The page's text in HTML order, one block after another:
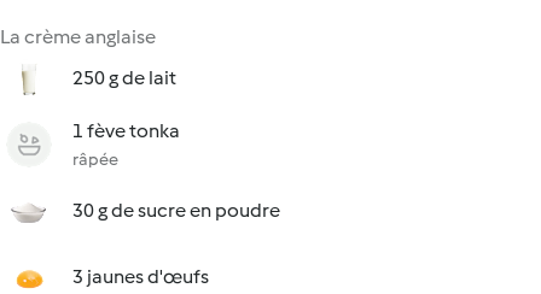
La crème anglaise
250 g de lait
1 fève tonka
râpée
30 g de sucre en poudre
3 jaunes d'œufs